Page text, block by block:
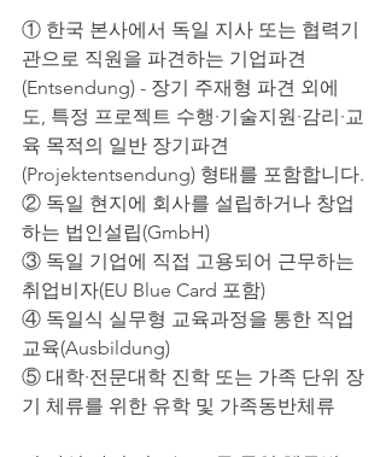
① 한국 본사에서 독일 지사 또는 협력기
관으로 직원을 파견하는 기업파견
(Entsendung) - 장기 주재형 파견 외에
도, 특정 프로젝트 수행·기술지원·감리·교
육 목적의 일반 장기파견
(Projektentsendung) 형태를 포함합니다.
② 독일 현지에 회사를 설립하거나 창업
하는 법인설립(GmbH)
③ 독일 기업에 직접 고용되어 근무하는
취업비자(EU Blue Card 포함)
④ 독일식 실무형 교육과정을 통한 직업
교육(Ausbildung)
⑤ 대학·전문대학 진학 또는 가족 단위 장
기 체류를 위한 유학 및 가족동반체류